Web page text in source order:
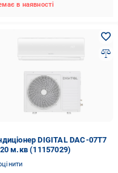
в наявності
DIGITAL DAC-07T7
м.кв (11157029)